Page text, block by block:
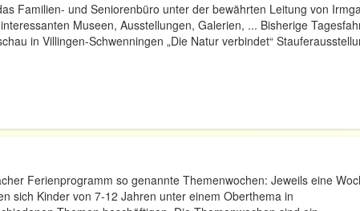
Familien- und Seniorenbüro unter der bewährten Leitung von
Museen, Ausstellungen, Galerien, ... Bisherige
in Villingen-Schwenningen „Die Natur verbindet“
Ferienprogramm so genannte Themenwochen: Jeweils eine
sich Kinder von 7-12 Jahren unter einem Oberthema in